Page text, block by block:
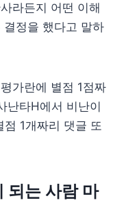
라든지 어떤 이해
정을 했다고 말하
가란에 별점 1점짜
난타H에서 비난이
점 1개짜리 댓글 또
되는 사람 마